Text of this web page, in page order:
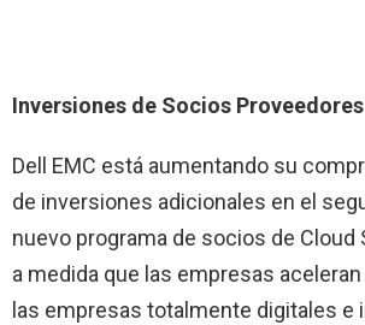
Inversiones de Socios
Dell EMC está aumentando su
de inversiones adicionales en el
nuevo programa de socios de Cloud
a medida que las empresas
las empresas totalmente digitales e